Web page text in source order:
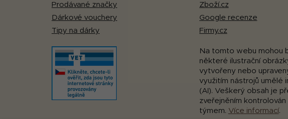
Prodávané značky
Dárkové vouchery
Tipy na dárky
Zboží.cz
Google recenze
Firmy.cz
Na tomto webu mohou
některé ilustrační
vytvořeny nebo
využitím nástrojů umělé
(AI). Veškerý obsah je
zveřejněním kontrolován
týmem. Více informací.